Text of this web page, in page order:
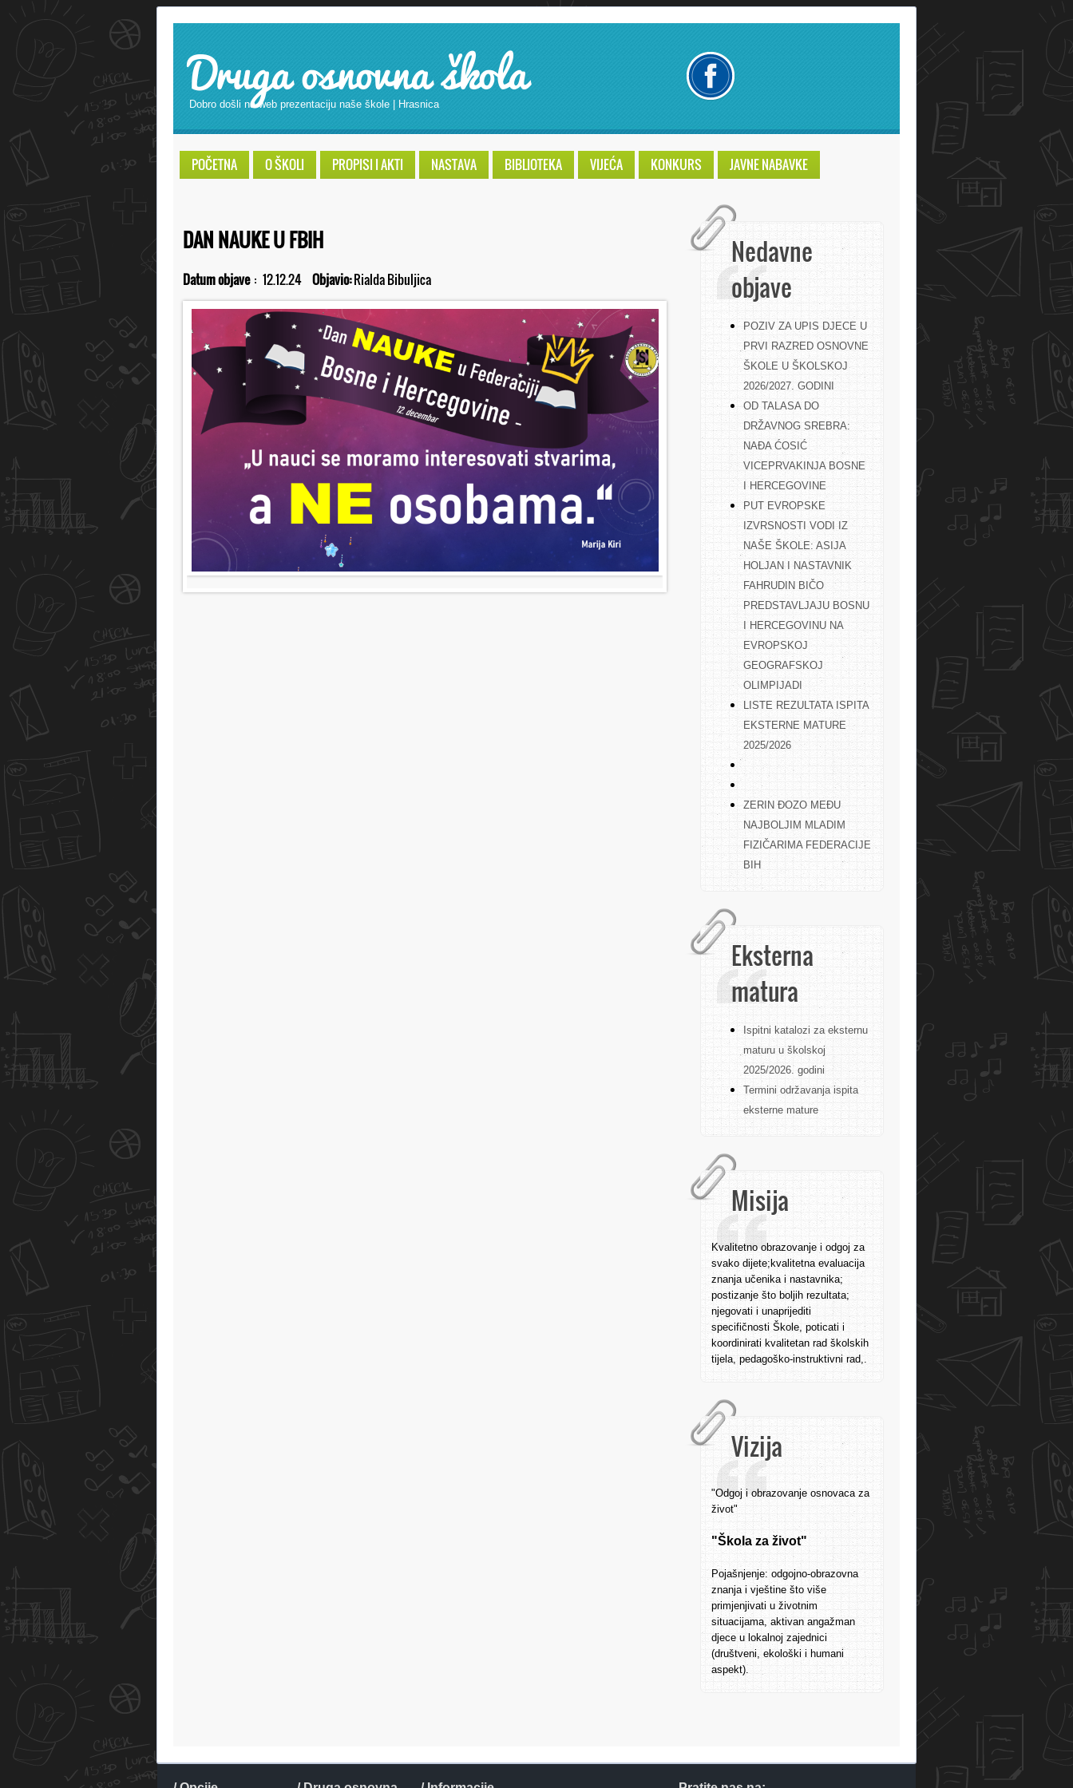
Druga osnovna škola
Dobro došli na web prezentaciju naše škole | Hrasnica
POČETNA O ŠKOLI PROPISI I AKTI NASTAVA BIBLIOTEKA VIJEĆA KONKURS JAVNE NABAVKE
Nedavne
objave
POZIV ZA UPIS DJECE U
PRVI RAZRED OSNOVNE
ŠKOLE U ŠKOLSKOJ
2026/2027. GODINI
OD TALASA DO
DRŽAVNOG SREBRA:
NAĐA ĆOSIĆ
VICEPRVAKINJA BOSNE
I HERCEGOVINE
PUT EVROPSKE
IZVRSNOSTI VODI IZ
NAŠE ŠKOLE: ASIJA
HOLJAN I NASTAVNIK
FAHRUDIN BIČO
PREDSTAVLJAJU BOSNU
I HERCEGOVINU NA
EVROPSKOJ
GEOGRAFSKOJ
OLIMPIJADI
LISTE REZULTATA ISPITA
EKSTERNE MATURE
2025/2026
ZERIN ĐOZO MEĐU
NAJBOLJIM MLADIM
FIZIČARIMA FEDERACIJE
BIH
Eksterna
matura
Ispitni katalozi za eksternu
maturu u školskoj
2025/2026. godini
Termini održavanja ispita
eksterne mature
Misija
Kvalitetno obrazovanje i odgoj za
svako dijete;kvalitetna evaluacija
znanja učenika i nastavnika;
postizanje što boljih rezultata;
njegovati i unaprijediti
specifičnosti Škole, poticati i
koordinirati kvalitetan rad školskih
tijela, pedagoško-instruktivni rad,.
Vizija
"Odgoj i obrazovanje osnovaca za
život"
"Škola za život"
Pojašnjenje: odgojno-obrazovna
znanja i vještine što više
primjenjivati u životnim
situacijama, aktivan angažman
djece u lokalnoj zajednici
(društveni, ekološki i humani
aspekt).
DAN NAUKE U FBIH
Datum objave : 12.12.24 Objavio:Rialda Bibuljica